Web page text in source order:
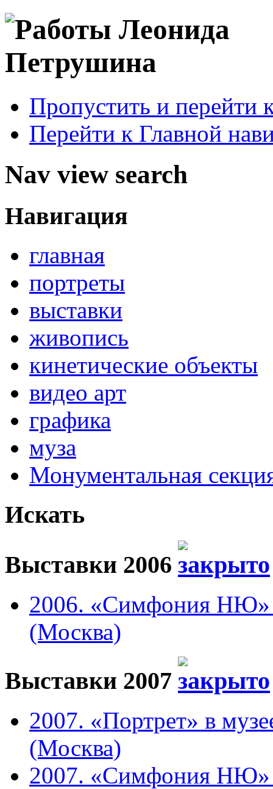
Пропустить и перейти
Перейти к Главной
Nav view search
Навигация
главная
портреты
выставки
живопись
кинетические объекты
видео арт
графика
муза
Монументальная
Искать
Выставки 2006
2006. «Симфония НЮ»
(Москва)
Выставки 2007
2007. «Портрет» в
(Москва)
2007. «Симфония НЮ»